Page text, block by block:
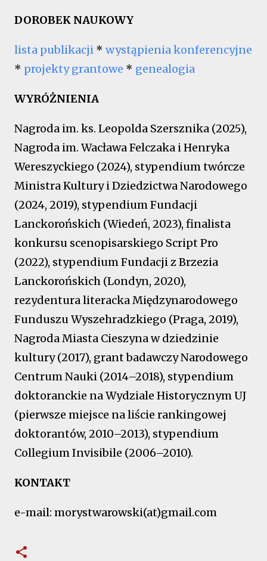
DOROBEK NAUKOWY
lista publikacji * wystąpienia konferencyjne
* projekty grantowe * genealogia
WYRÓŻNIENIA
Nagroda im. ks. Leopolda Szersznika (2025),
Nagroda im. Wacława Felczaka i Henryka
Wereszyckiego (2024), stypendium twórcze
Ministra Kultury i Dziedzictwa Narodowego
(2024, 2019), stypendium Fundacji
Lanckorońskich (Wiedeń, 2023), finalista
konkursu scenopisarskiego Script Pro
(2022), stypendium Fundacji z Brzezia
Lanckorońskich (Londyn, 2020),
rezydentura literacka Międzynarodowego
Funduszu Wyszehradzkiego (Praga, 2019),
Nagroda Miasta Cieszyna w dziedzinie
kultury (2017), grant badawczy Narodowego
Centrum Nauki (2014–2018), stypendium
doktoranckie na Wydziale Historycznym UJ
(pierwsze miejsce na liście rankingowej
doktorantów, 2010–2013), stypendium
Collegium Invisibile (2006–2010).
KONTAKT
e-mail: morystwarowski(at)gmail.com